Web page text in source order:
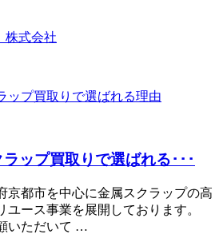
株式会社
ップ買取りで選ばれる･･･
京都市を中心に金属スクラップの高
ース事業を展開しております。
いただいて …